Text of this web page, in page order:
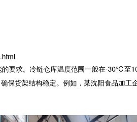
的要求。冷链仓库温度范围一般在-30℃
货架结构稳定。例如，某沈阳食品加